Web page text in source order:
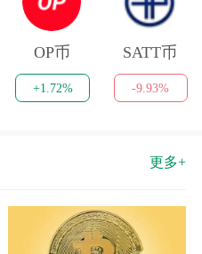
OP币
+1.72%
SATT币
-9.93%
更多+